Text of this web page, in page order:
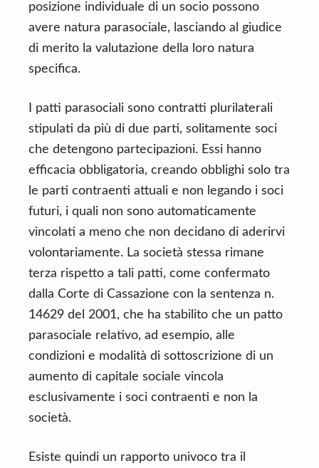
posizione individuale di un socio possono
avere natura parasociale, lasciando al giudice
di merito la valutazione della loro natura
specifica.
I patti parasociali sono contratti plurilaterali
stipulati da più di due parti, solitamente soci
che detengono partecipazioni. Essi hanno
efficacia obbligatoria, creando obblighi solo tra
le parti contraenti attuali e non legando i soci
futuri, i quali non sono automaticamente
vincolati a meno che non decidano di aderirvi
volontariamente. La società stessa rimane
terza rispetto a tali patti, come confermato
dalla Corte di Cassazione con la sentenza n.
14629 del 2001, che ha stabilito che un patto
parasociale relativo, ad esempio, alle
condizioni e modalità di sottoscrizione di un
aumento di capitale sociale vincola
esclusivamente i soci contraenti e non la
società.
Esiste quindi un rapporto univoco tra il